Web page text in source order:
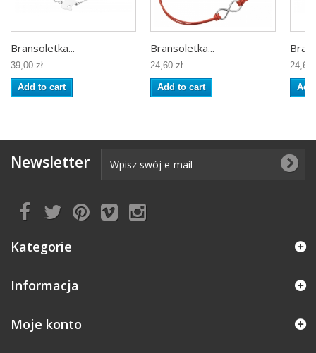
Bransoletka...
39,00 zł
Add to cart
Bransoletka...
24,60 zł
Add to cart
24,60
Newsletter
Kategorie
Informacja
Moje konto